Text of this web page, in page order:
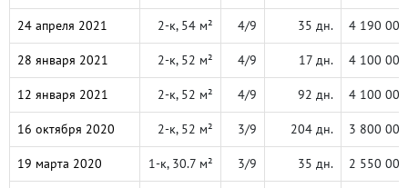
24 апреля 2021 2-к, 54 м² 4/9 35 дн. 4 190 000
28 января 2021 2-к, 52 м² 4/9 17 дн. 4 100 000
12 января 2021 2-к, 52 м² 4/9 92 дн. 4 100 000
16 октября 2020 2-к, 52 м² 3/9 204 дн. 3 800 000
19 марта 2020 1-к, 30.7 м² 3/9 35 дн. 2 550 000